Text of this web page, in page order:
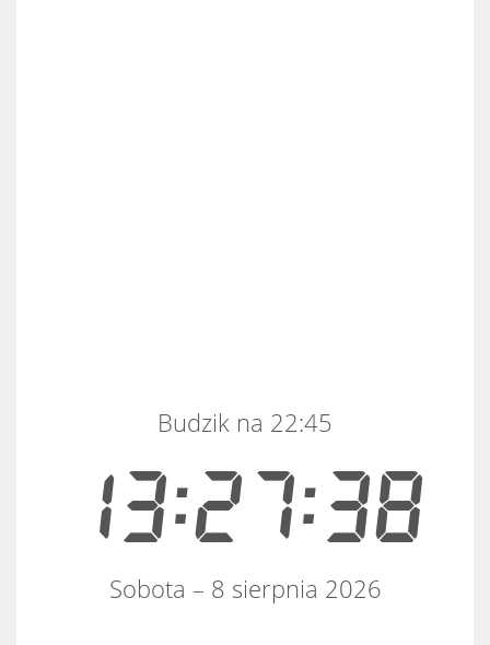
13:27:38
Budzik na 22:45
Sobota – 8 sierpnia 2026